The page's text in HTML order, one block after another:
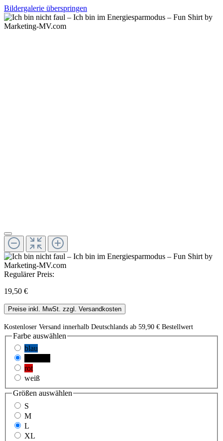
Bildergalerie überspringen
Regulärer Preis:
19,50 €
Preise inkl. MwSt. zzgl. Versandkosten
Kostenloser Versand innerhalb Deutschlands ab 59,90 € Bestellwert
Farbe auswählen
blau
rot
weiß
Größen auswählen
S
M
L
XL